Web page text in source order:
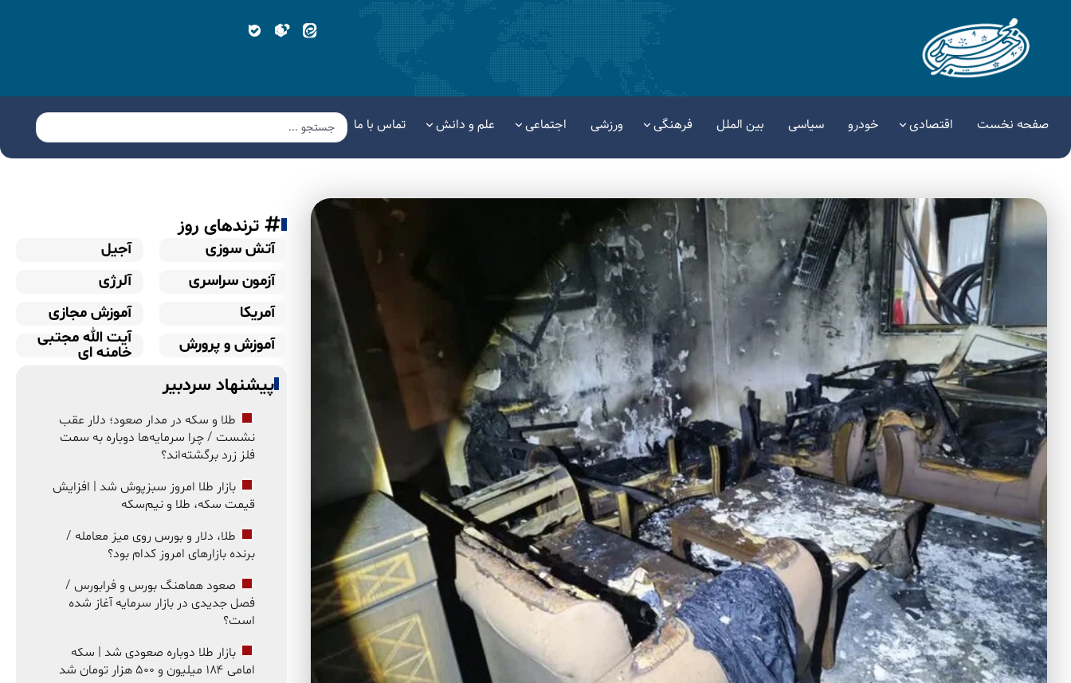
صفحه نخست اقتصادی خودرو سیاسی بین الملل فرهنگی ورزشی اجتماعی علم و دانش تماس با ما
ترندهای روز
آتش سوزی
آجیل
آزمون سراسری
آلرژی
آمریکا
آموزش مجازی
آموزش و پرورش
آیت الله مجتبی
خامنه ای
پیشنهاد سردبیر
طلا و سکه در مدار صعود؛ دلار عقب
نشست / چرا سرمایه‌ها دوباره به سمت
فلز زرد برگشته‌اند؟
بازار طلا امروز سبزپوش شد | افزایش
قیمت سکه، طلا و نیم‌سکه
طلا، دلار و بورس روی میز معامله /
برنده بازارهای امروز کدام بود؟
صعود هماهنگ بورس و فرابورس /
فصل جدیدی در بازار سرمایه آغاز شده
است؟
بازار طلا دوباره صعودی شد | سکه
امامی ۱۸۴ میلیون و ۵۰۰ هزار تومان شد